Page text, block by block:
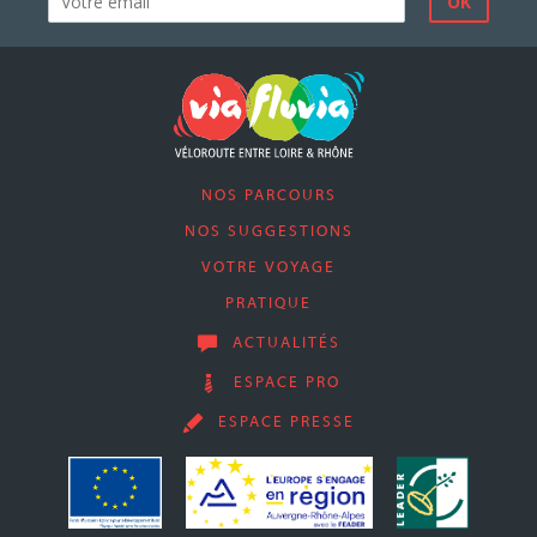
NOS PARCOURS
NOS SUGGESTIONS
VOTRE VOYAGE
PRATIQUE
ACTUALITÉS
ESPACE PRO
ESPACE PRESSE